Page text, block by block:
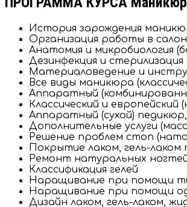
История зарождения
Организация работы в
Анатомия и микробиология
Дезинфекция и стерилизация
Материаловедение и
Все виды маникюра
Аппаратный
Классический и европейский
Аппаратный (сухой)
Дополнительные услуги
Решение проблем стоп
Покрытие лаком, гель-лаком
Ремонт натуральных
Классификация гелей
Наращивание при помощи
Наращивание при помощи
Дизайн лаком, гель-лаком,